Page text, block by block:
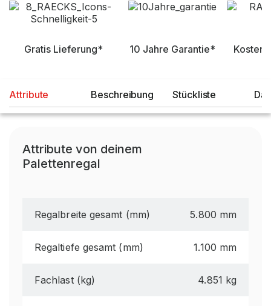
Gratis Lieferung* 10 Jahre Garantie*
Attribute Beschreibung Stückliste
Attribute von deinem
Palettenregal
Regalbreite gesamt (mm) 5.800 mm
Regaltiefe gesamt (mm) 1.100 mm
Fachlast (kg) 4.851 kg